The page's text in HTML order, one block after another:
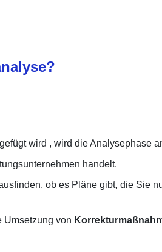
wird , wird die Analysephase
handelt.
ob es Pläne gibt, die Sie
Umsetzung von